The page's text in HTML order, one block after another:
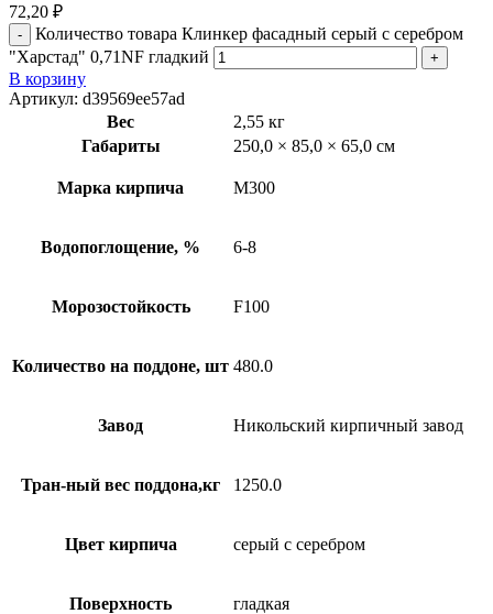
72,20 ₽
Количество товара Клинкер фасадный серый с серебром
"Харстад" 0,71NF гладкий
В корзину
Артикул: d39569ee57ad
Вес
2,55 кг
Габариты
250,0 × 85,0 × 65,0 см
Марка кирпича М300
Водопоглощение, % 6-8
Морозостойкость F100
Количество на поддоне, шт 480.0
Завод Никольский кирпичный завод
Тран-ный вес поддона,кг 1250.0
Цвет кирпича серый с серебром
Поверхность гладкая